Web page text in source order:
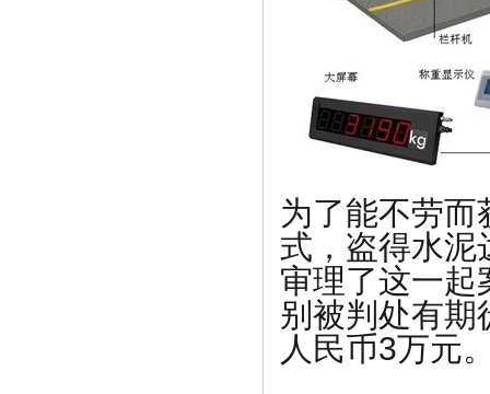
为了能不劳而
式，盗得水泥
审理了这一起
别被判处有期
人民币3万元